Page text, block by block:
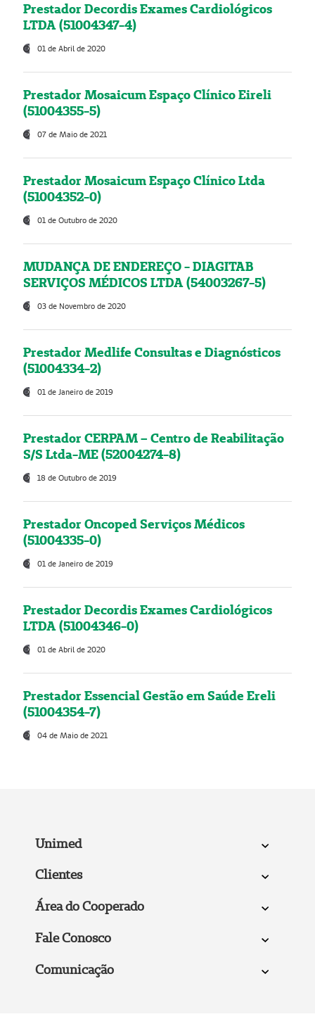
Prestador Decordis Exames Cardiológicos
LTDA (51004347-4)
01 de Abril de 2020
Prestador Mosaicum Espaço Clínico Eireli
(51004355-5)
07 de Maio de 2021
Prestador Mosaicum Espaço Clínico Ltda
(51004352-0)
01 de Outubro de 2020
MUDANÇA DE ENDEREÇO - DIAGITAB
SERVIÇOS MÉDICOS LTDA (54003267-5)
03 de Novembro de 2020
Prestador Medlife Consultas e Diagnósticos
(51004334-2)
01 de Janeiro de 2019
Prestador CERPAM – Centro de Reabilitação
S/S Ltda-ME (52004274-8)
18 de Outubro de 2019
Prestador Oncoped Serviços Médicos
(51004335-0)
01 de Janeiro de 2019
Prestador Decordis Exames Cardiológicos
LTDA (51004346-0)
01 de Abril de 2020
Prestador Essencial Gestão em Saúde Ereli
(51004354-7)
04 de Maio de 2021
Unimed
Clientes
Área do Cooperado
Fale Conosco
Comunicação